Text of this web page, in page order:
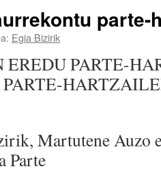
parte-
Egia Bizirik
EREDU PARTE-
Martutene Auzo
Parte